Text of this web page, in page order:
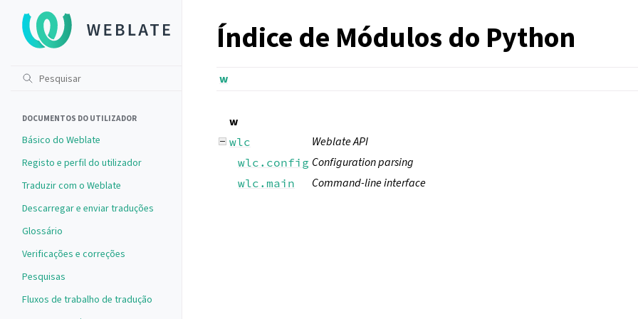
DOCUMENTOS DO UTILIZADOR
Básico do Weblate
Registo e perfil do utilizador
Traduzir com o Weblate
Descarregar e enviar traduções
Glossário
Verificações e correções
Pesquisas
Fluxos de trabalho de tradução
Índice de Módulos do Python
w
w
wlc Weblate API
wlc.config Configuration parsing
wlc.main Command-line interface